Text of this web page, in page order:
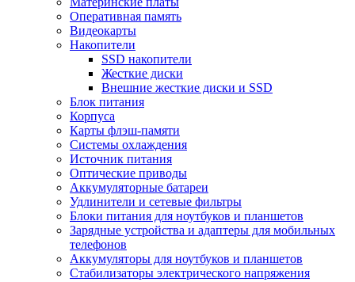
Оперативная память
Видеокарты
Накопители
SSD накопители
Жесткие диски
Внешние жесткие диски и SSD
Блок питания
Корпуса
Карты флэш-памяти
Системы охлаждения
Источник питания
Оптические приводы
Аккумуляторные батареи
Удлинители и сетевые фильтры
Блоки питания для ноутбуков и планшетов
Зарядные устройства и адаптеры для мобильных
телефонов
Аккумуляторы для ноутбуков и планшетов
Стабилизаторы электрического напряжения